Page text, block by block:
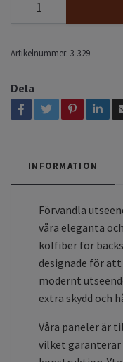
Artikelnummer: 3-329
Dela
INFORMATION
Förvandla
våra eleganta
kolfiber för
designade för
modernt
extra skydd och
Våra paneler är
vilket garanterar